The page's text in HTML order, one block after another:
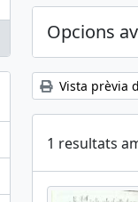
Opcions
Vista prèvia
1 resultats